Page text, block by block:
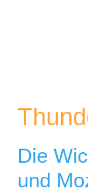
Die
und